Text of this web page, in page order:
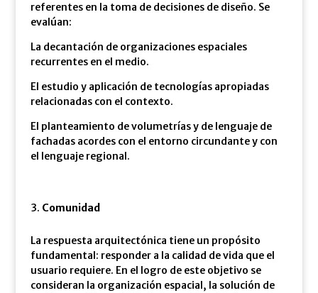
referentes en la toma de decisiones de diseño. Se
evalúan:
La decantación de organizaciones espaciales
recurrentes en el medio.
El estudio y aplicación de tecnologías apropiadas
relacionadas con el contexto.
El planteamiento de volumetrías y de lenguaje de
fachadas acordes con el entorno circundante y con
el lenguaje regional.
Comunidad
La respuesta arquitectónica tiene un propósito
fundamental: responder a la calidad de vida que el
usuario requiere. En el logro de este objetivo se
consideran la organización espacial, la solución de